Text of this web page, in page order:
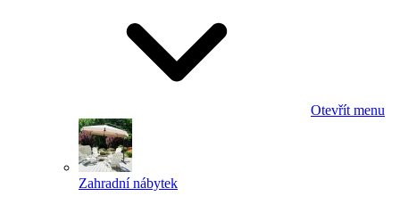
Otevřít menu
Zahradní nábytek